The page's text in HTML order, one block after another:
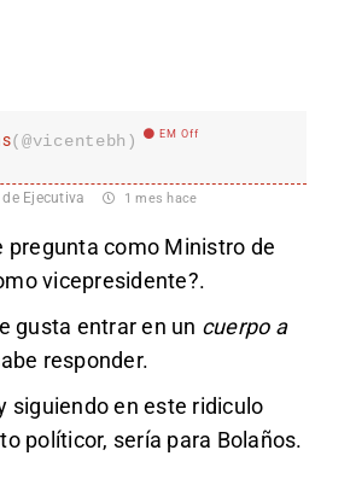
(@vicentebh) EM Off
Ejecutiva 1 mes hace
pregunta como Ministro de
vicepresidente?.
gusta entrar en un cuerpo a
responder.
siguiendo en este ridiculo
políticor, sería para Bolaños.